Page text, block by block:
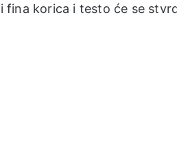
fina korica i testo će se